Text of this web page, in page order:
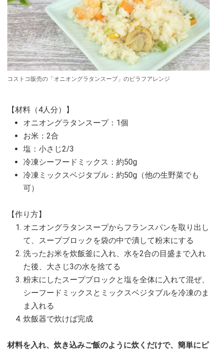
コストコ販売の「オニオングラタンスープ」のピラフアレンジ
【材料（4人分）】
オニオングラタンスープ：1個
お米：2合
塩：小さじ2/3
冷凍シーフードミックス：約50g
冷凍ミックスベジタブル：約50g（他の生野菜でも
可）
【作り方】
オニオングラタンスープからフランスパンを取り出し
て、スープブロックを袋の中で潰して粉末にする
洗ったお米を炊飯釜に入れ、水を2合の目盛まで入れ
た後、大さじ3の水を捨てる
粉末にしたスープブロックと塩を全体に入れて混ぜ、
シーフードミックスとミックスベジタブルを冷凍のま
ま入れる
炊飯器で炊けば完成
材料を入れ、炊き込みご飯のように炊くだけで、簡単にピ